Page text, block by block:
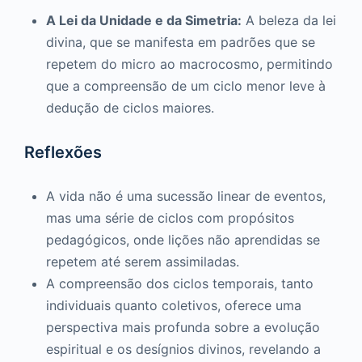
A Lei da Unidade e da Simetria: A beleza da lei
divina, que se manifesta em padrões que se
repetem do micro ao macrocosmo, permitindo
que a compreensão de um ciclo menor leve à
dedução de ciclos maiores.
Reflexões
A vida não é uma sucessão linear de eventos,
mas uma série de ciclos com propósitos
pedagógicos, onde lições não aprendidas se
repetem até serem assimiladas.
A compreensão dos ciclos temporais, tanto
individuais quanto coletivos, oferece uma
perspectiva mais profunda sobre a evolução
espiritual e os desígnios divinos, revelando a